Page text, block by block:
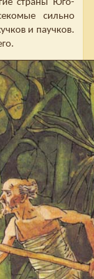
страны Юго-
сильно
и паучков.